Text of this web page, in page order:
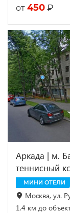
от 450 ₽
Аркада | м.
теннисный
МИНИ ОТЕЛИ
Москва, ул.
1.4 км до